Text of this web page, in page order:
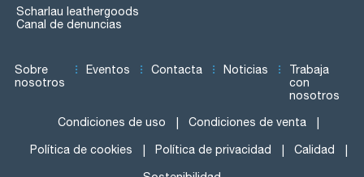
Scharlau leathergoods
Canal de denuncias
Sobre
nosotros
Eventos Contacta Noticias
Trabaja
con
nosotros
Condiciones de uso Condiciones de venta
Política de cookies Política de privacidad Calidad